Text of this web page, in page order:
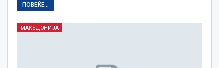
ПОВЕЌЕ...
МАКЕДОНИЈА